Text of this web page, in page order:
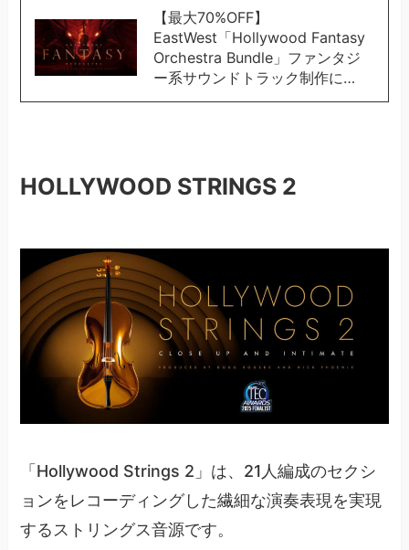
【最大70%OFF】
EastWest「Hollywood Fantasy
Orchestra Bundle」ファンタジ
ー系サウンドトラック制作に…
HOLLYWOOD STRINGS 2
「Hollywood Strings 2」は、21人編成のセクシ
ョンをレコーディングした繊細な演奏表現を実現
するストリングス音源です。